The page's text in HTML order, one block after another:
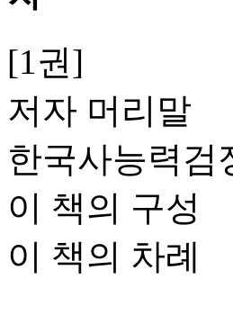
[1권]
저자 머리말
한국사능력검
이 책의 구성
이 책의 차례